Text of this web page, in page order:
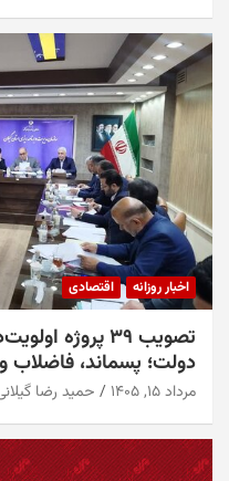
اخبار روزانه اقتصادی
تصویب ۳۹ پروژه
دولت؛ پسماند، فاضلاب
مرداد ۱۵, ۱۴۰۵ حمید رضا